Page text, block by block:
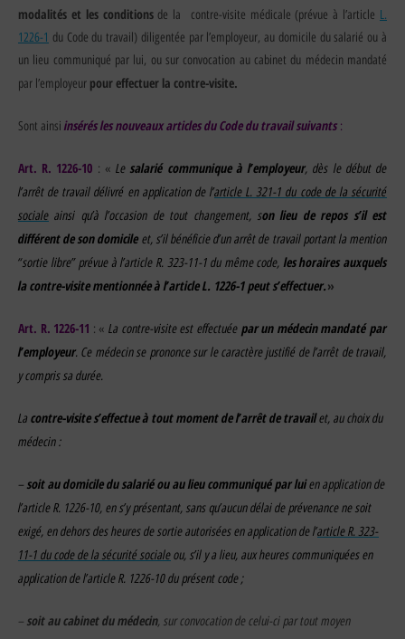
modalités et les conditionsde la contre-visite médicale (prévue à l’article L.
1226-1 du Code du travail) diligentée par l’employeur, au domicile du salarié ou à
un lieu communiqué par lui, ou sur convocation au cabinet du médecin mandaté
par l’employeur pour effectuer la contre-visite.
Sont ainsi insérés les nouveaux articles du Code du travail suivants :
Art. R. 1226-10 : «Lesalarié communique à l’employeur, dès le début de
l’arrêt de travail délivré en application de l’article L. 321-1 du code de la sécurité
sociale ainsi qu’à l’occasion de tout changement, son lieu de repos s’il est
différent de son domicile et, s’il bénéficie d’un arrêt de travail portant la mention
“sortie libre” prévue à l’article R. 323-11-1 du même code, les horaires auxquels
la contre-visite mentionnée à l’article L. 1226-1 peut s’effectuer.»
Art. R. 1226-11 : «La contre-visite est effectuée par un médecin mandaté par
l’employeur. Ce médecin se prononce sur le caractère justifié de l’arrêt de travail,
y compris sa durée.
La contre-visite s’effectue à tout moment de l’arrêt de travailet, au choix du
médecin :
– soit au domicile du salarié ou au lieu communiqué par luien application de
l’article R. 1226-10, en s’y présentant, sans qu’aucun délai de prévenance ne soit
exigé, en dehors des heures de sortie autorisées en application de l’article R. 323-
11-1 du code de la sécurité socialeou, s’il y a lieu, aux heures communiquées en
application de l’article R. 1226-10 du présent code ;
– soit au cabinet du médecin , sur convocation de celui-ci par tout moyen